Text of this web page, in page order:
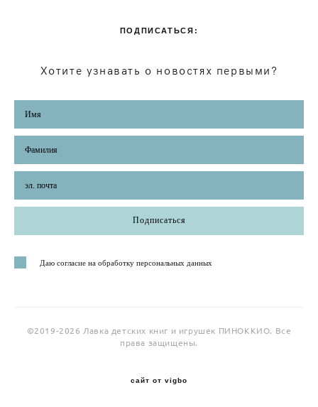
ПОДПИСАТЬСЯ:
Хотите узнавать о новостях первыми?
Подписаться
Даю согласие на обработку персональных данных
©2019-2026 Лавка детских книг и игрушек ПИНОККИО. Все
права защищены.
сайт от vigbo